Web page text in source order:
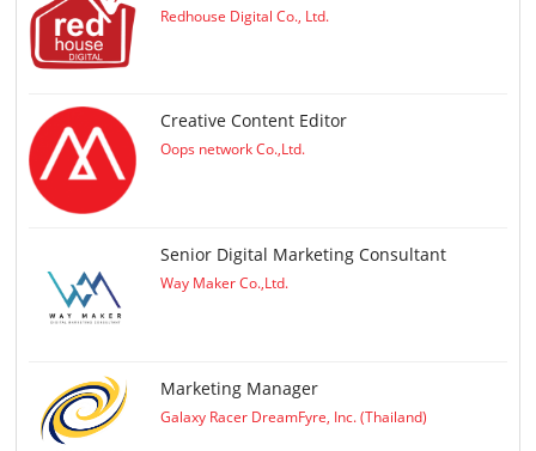
Redhouse Digital Co., Ltd.
Creative Content Editor
Oops network Co.,Ltd.
Senior Digital Marketing Consultant
Way Maker Co.,Ltd.
Marketing Manager
Galaxy Racer DreamFyre, Inc. (Thailand)